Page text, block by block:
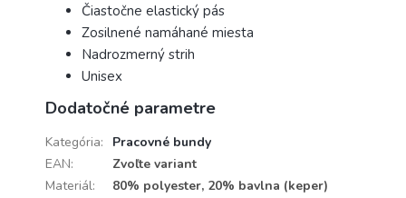
Čiastočne elastický pás
Zosilnené namáhané miesta
Nadrozmerný strih
Unisex
Dodatočné parametre
Kategória:
Pracovné bundy
EAN:
Zvoľte variant
Materiál: 80% polyester, 20% bavlna (keper)